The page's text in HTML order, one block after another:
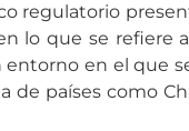
regulatorio
lo que se refiere
en el que
países como